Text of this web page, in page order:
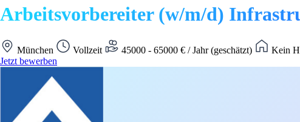
Arbeitsvorbereiter (w/m/d)
München Vollzeit 45000 - 65000 € / Jahr (geschätzt)
Kein
Jetzt bewerben